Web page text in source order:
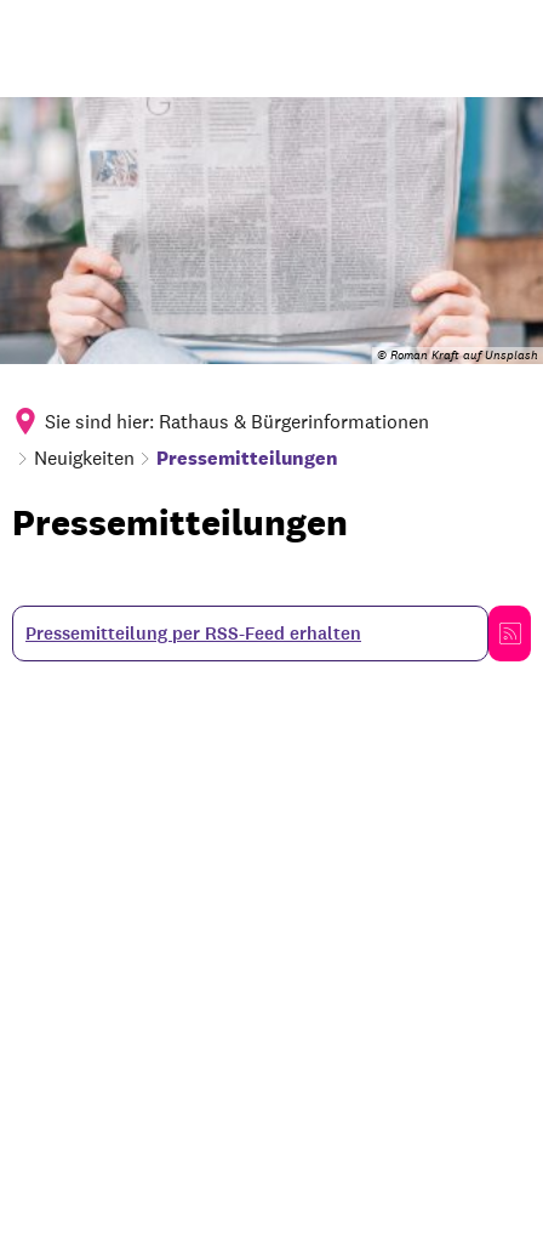
© Roman Kraft auf Unsplash
Sie sind hier: Rathaus & Bürgerinformationen
Neuigkeiten
Pressemitteilungen
Pressemitteilungen
Pressemitteilungen
Pressemitteilung per RSS-Feed erhalten